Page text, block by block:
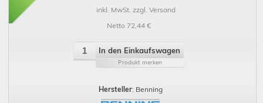
inkl. MwSt. zzgl. Versand
Netto 72,44 €
In den Einkaufswagen
Produkt merken
Hersteller: Benning